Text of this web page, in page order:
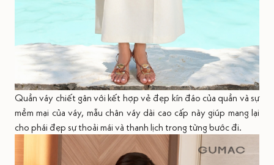
Quần váy chiết gân với kết hợp vẻ đẹp kín đáo của quần và sự
mềm mại của váy, mẫu chân váy dài cao cấp này giúp mang lại
cho phái đẹp sự thoải mái và thanh lịch trong từng bước đi.